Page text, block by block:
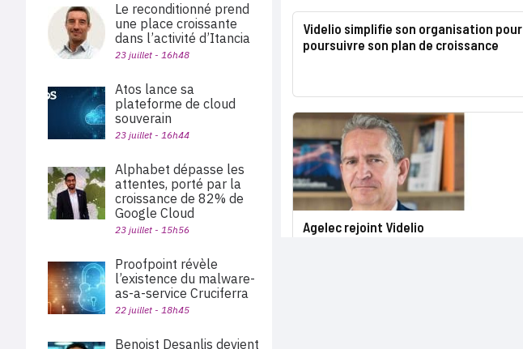
Videlio simplifie son organisation pour
poursuivre son plan de croissance
Agelec rejoint Videlio
Le reconditionné prend
une place croissante
dans l’activité d’Itancia
23 juillet - 16h48
Atos lance sa
plateforme de cloud
souverain
23 juillet - 16h44
Alphabet dépasse les
attentes, porté par la
croissance de 82% de
Google Cloud
23 juillet - 15h56
Proofpoint révèle
l’existence du malware-
as-a-service Cruciferra
22 juillet - 18h45
Benoist Desanlis devient